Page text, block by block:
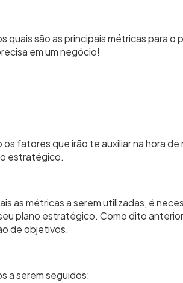
quais são as principais métricas para
em um negócio!
os fatores que irão te auxiliar na hora
estratégico.
as métricas a serem utilizadas, é
plano estratégico. Como dito
de objetivos.
a serem seguidos: